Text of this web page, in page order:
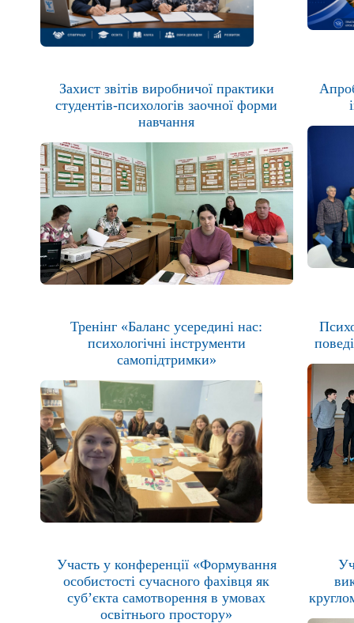
Захист звітів виробничої практики
студентів-психологів заочної форми
навчання
Тренінг «Баланс усередині нас:
психологічні інструменти
самопідтримки»
Участь у конференції «Формування
особистості сучасного фахівця як
суб’єкта самотворення в умовах
освітнього простору»